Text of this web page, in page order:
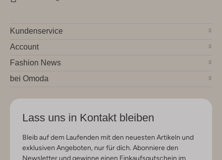
Kundenservice
Account
Fashion News
bei Omoda
Lass uns in Kontakt bleiben
Bleib auf dem Laufenden mit den neuesten Artikeln und
exklusiven Angeboten, nur für dich. Abonniere den
Newsletter und gewinne einen Einkaufsgutschein im